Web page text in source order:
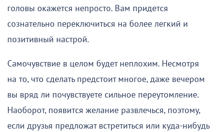
головы окажется непросто. Вам придется
сознательно переключиться на более легкий и
позитивный настрой.
Самочувствие в целом будет неплохим. Несмотря
на то, что сделать предстоит многое, даже вечером
вы вряд ли почувствуете сильное переутомление.
Наоборот, появится желание развлечься, поэтому,
если друзья предложат встретиться или куда-нибудь